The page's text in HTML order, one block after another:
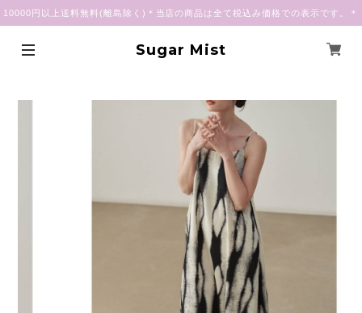
10000円以上送料無料(離島除く)＊当店の商品は全て税込み価格での表示です。＊
Sugar Mist